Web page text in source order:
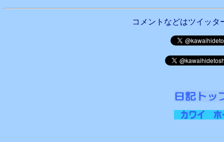
コメントなどはツイッタ